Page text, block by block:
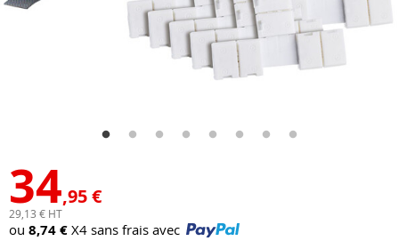
34,95 €
29,13 € HT
ou 8,74 € X4 sans frais avec